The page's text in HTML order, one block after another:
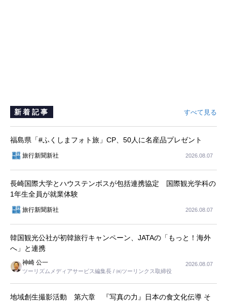
新着記事 すべて見る
福島県「#ふくしまフォト旅」CP、50人に名産品プレゼント
旅行新聞新社 2026.08.07
長崎国際大学とハウステンボスが包括連携協定 国際観光学科の
1年生全員が就業体験
旅行新聞新社 2026.08.07
韓国観光公社が初韓旅行キャンペーン、JATAの「もっと！海外
へ」と連携
神崎 公一
ツーリズムメディアサービス編集長 / ㈱ツーリンクス取締役
2026.08.07
地域創生撮影活動 第六章 『写真の力』日本の食文化伝導 そ